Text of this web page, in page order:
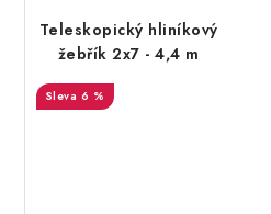
Teleskopický hliníkový
žebřík 2x7 - 4,4 m
6 %